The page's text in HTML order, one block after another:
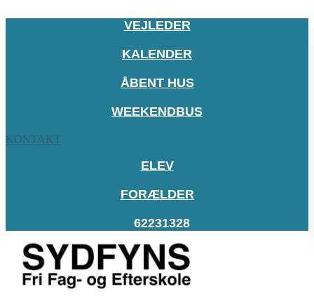
VEJLEDER
KALENDER
ÅBENT HUS
WEEKENDBUS
KONTAKT
ELEV
FORÆLDER
62231328